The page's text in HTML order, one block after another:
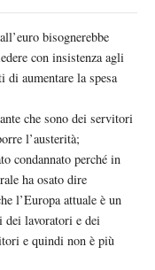
bisognerebbe
con insistenza agli
di aumentare la spesa
che sono dei servitori
l’austerità;
condannato perché in
ha osato dire
l’Europa attuale è un
dei lavoratori e dei
e quindi non è più